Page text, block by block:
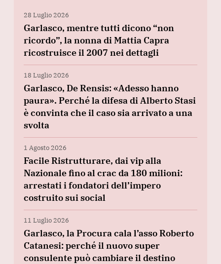
28 Luglio 2026
Garlasco, mentre tutti dicono “non
ricordo”, la nonna di Mattia Capra
ricostruisce il 2007 nei dettagli
18 Luglio 2026
Garlasco, De Rensis: «Adesso hanno
paura». Perché la difesa di Alberto Stasi
è convinta che il caso sia arrivato a una
svolta
1 Agosto 2026
Facile Ristrutturare, dai vip alla
Nazionale fino al crac da 180 milioni:
arrestati i fondatori dell’impero
costruito sui social
11 Luglio 2026
Garlasco, la Procura cala l’asso Roberto
Catanesi: perché il nuovo super
consulente può cambiare il destino